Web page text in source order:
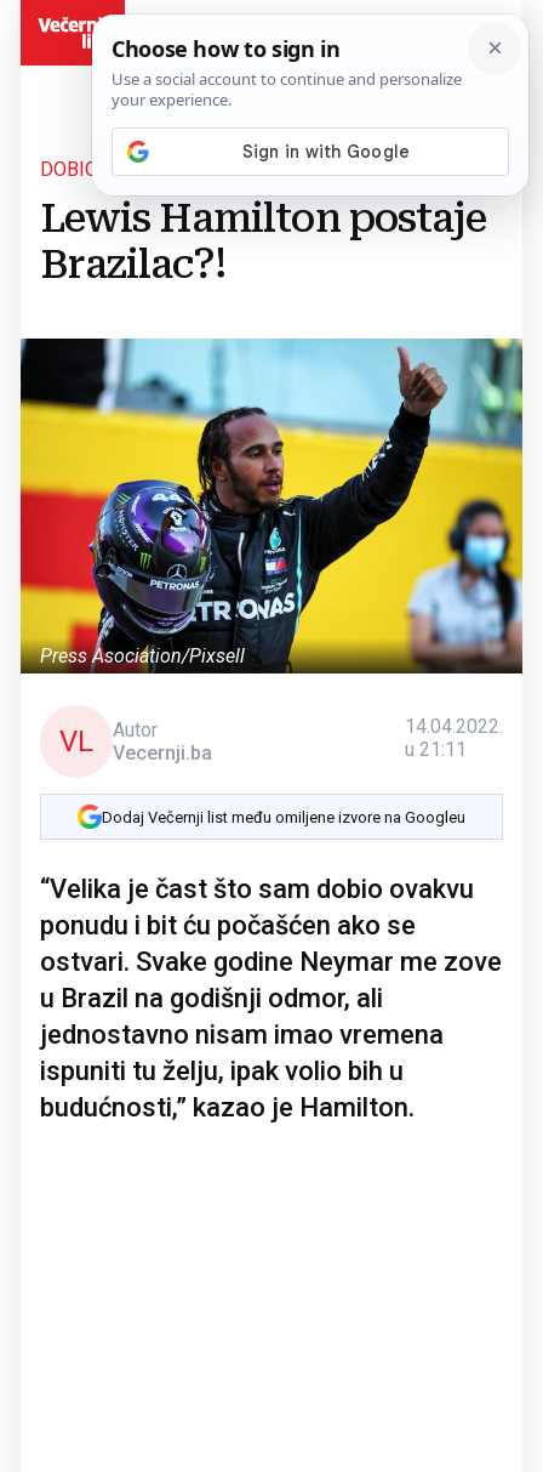
DOBIO PONUDU
Lewis Hamilton postaje
Brazilac?!
Press Asociation/Pixsell
VL
Autor
Vecernji.ba
14.04.2022.
u 21:11
Dodaj Večernji list među omiljene izvore na Googleu
“Velika je čast što sam dobio ovakvu
ponudu i bit ću počašćen ako se
ostvari. Svake godine Neymar me zove
u Brazil na godišnji odmor, ali
jednostavno nisam imao vremena
ispuniti tu želju, ipak volio bih u
budućnosti,” kazao je Hamilton.